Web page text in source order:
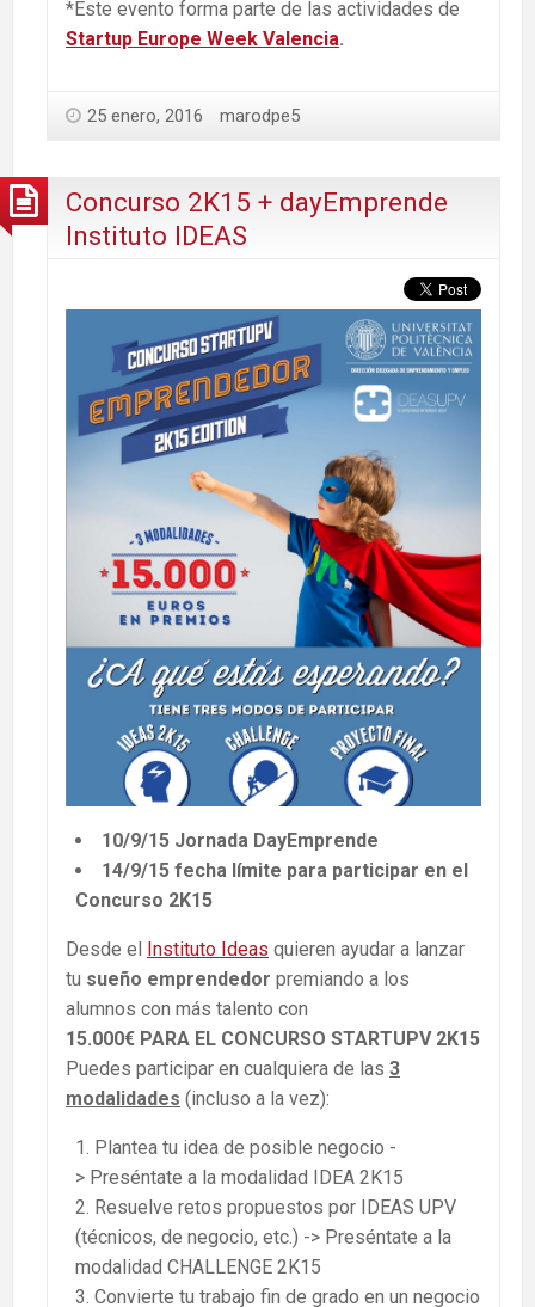
*Este evento forma parte de las actividades de
Startup Europe Week Valencia.
25 enero, 2016 marodpe5
Concurso 2K15 + dayEmprende
Instituto IDEAS
10/9/15 Jornada DayEmprende
14/9/15 fecha límite para participar en el
Concurso 2K15
Desde el Instituto Ideas quieren ayudar a lanzar
tu sueño emprendedor premiando a los
alumnos con más talento con
15.000€ PARA EL CONCURSO STARTUPV 2K15
Puedes participar en cualquiera de las 3
modalidades (incluso a la vez):
Plantea tu idea de posible negocio -
> Preséntate a la modalidad IDEA 2K15
Resuelve retos propuestos por IDEAS UPV
(técnicos, de negocio, etc.) -> Preséntate a la
modalidad CHALLENGE 2K15
Convierte tu trabajo fin de grado en un negocio